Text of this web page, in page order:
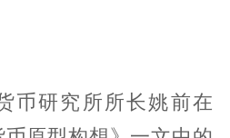
币研究所所长姚前在